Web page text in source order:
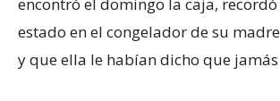
estado en el congelador de su
y que ella le habían dicho que